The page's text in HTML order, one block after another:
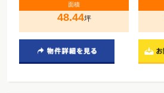
面積
48.44坪